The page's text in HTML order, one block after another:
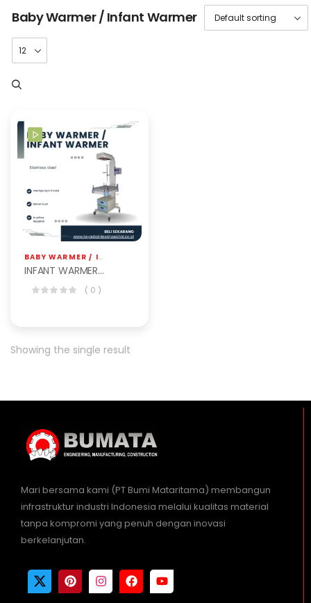
Baby Warmer / Infant Warmer
BABY WARMER / INFANT WARMER
INFANT WARMER STANDARD
( 0 )
Showing the single result
Mari bersama kami (PT Bumi Mataritama) membangun
infrastruktur industri Indonesia melalui kualitas material
tanpa kompromi yang penuh dengan inovasi
berkelanjutan.